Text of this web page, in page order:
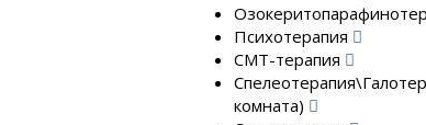
Психотерапия
СМТ-терапия
комната)